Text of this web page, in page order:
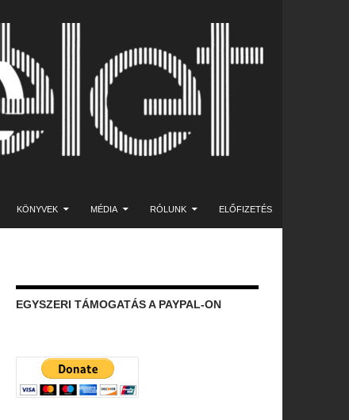
KÖNYVEK MÉDIA RÓLUNK ELŐFIZETÉS
EGYSZERI TÁMOGATÁS A PAYPAL-ON